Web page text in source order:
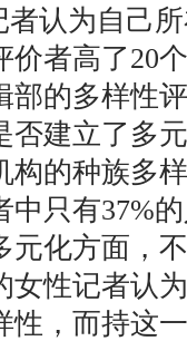
者认为自己
价者高了20
部的多样性
否建立了多
构的种族多
中只有37%
元化方面，
女性记者认
性，而持这